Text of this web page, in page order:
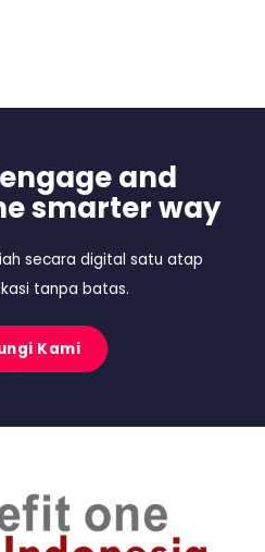
and
smarter way
secara digital satu atap
tanpa batas.
Kami